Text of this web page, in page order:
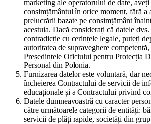
marketing ale operatorului de date,
consimțământul în orice moment, fără a
prelucrării bazate pe consimțământ
acestuia. Dacă considerați că datele
contradicție cu cerințele legale, puteți
autoritatea de supraveghere
Președintele Oficiului pentru Protecția
Personal din Polonia.
Furnizarea datelor este voluntară, dar
încheierea Contractului de servicii de
educaționale și a Contractului privind
Datele dumneavoastră cu caracter
către următoarele categorii de entități:
servicii de plăți rapide, societăți din